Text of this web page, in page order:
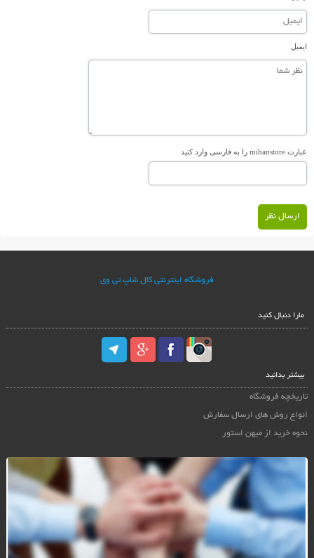
ایمیل
عبارت mihanstore را به فارسی وارد کنید
ارسال نظر
فروشگاه اینترنتی کال شاپ تی وی
مارا دنبال کنید
بیشتر بدانید
تاریخچه فروشگاه
انواع روش های ارسال سفارش
نحوه خرید از میهن استور